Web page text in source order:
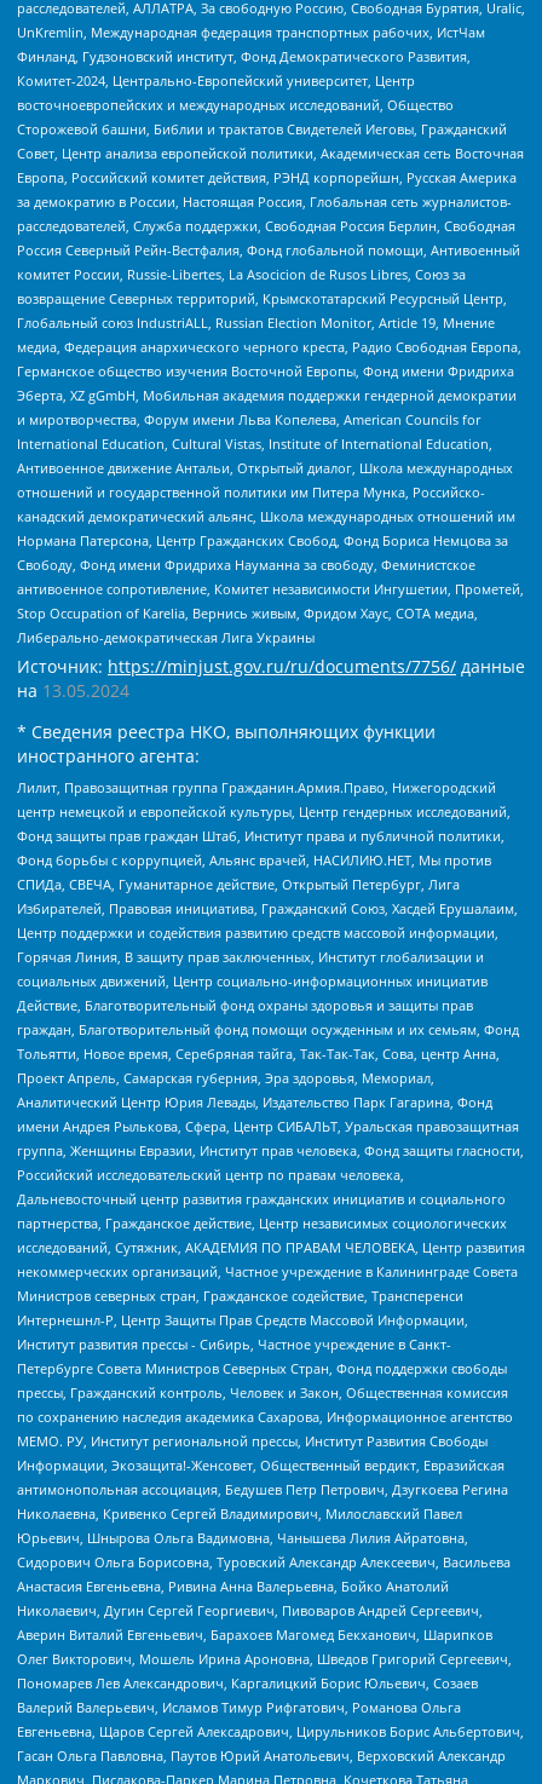
расследователей, АЛЛАТРА, За свободную Россию, Свободная Бурятия, Uralic,
UnKremlin, Международная федерация транспортных рабочих, ИстЧам
Финланд, Гудзоновский институт, Фонд Демократического Развития,
Комитет-2024, Центрально-Европейский университет, Центр
восточноевропейских и международных исследований, Общество
Сторожевой башни, Библии и трактатов Свидетелей Иеговы, Гражданский
Совет, Центр анализа европейской политики, Академическая сеть Восточная
Европа, Российский комитет действия, РЭНД корпорейшн, Русская Америка
за демократию в России, Настоящая Россия, Глобальная сеть журналистов-
расследователей, Служба поддержки, Свободная Россия Берлин, Свободная
Россия Северный Рейн-Вестфалия, Фонд глобальной помощи, Антивоенный
комитет России, Russie-Libertes, La Asocicion de Rusos Libres, Союз за
возвращение Северных территорий, Крымскотатарский Ресурсный Центр,
Глобальный союз IndustriALL, Russian Election Monitor, Article 19, Мнение
медиа, Федерация анархического черного креста, Радио Свободная Европа,
Германское общество изучения Восточной Европы, Фонд имени Фридриха
Эберта, XZ gGmbH, Мобильная академия поддержки гендерной демократии
и миротворчества, Форум имени Льва Копелева, American Councils for
International Education, Cultural Vistas, Institute of International Education,
Антивоенное движение Антальи, Открытый диалог, Школа международных
отношений и государственной политики им Питера Мунка, Российско-
канадский демократический альянс, Школа международных отношений им
Нормана Патерсона, Центр Гражданских Свобод, Фонд Бориса Немцова за
Свободу, Фонд имени Фридриха Науманна за свободу, Феминистское
антивоенное сопротивление, Комитет независимости Ингушетии, Прометей,
Stop Occupation of Karelia, Вернись живым, Фридом Хаус, СОТА медиа,
Либерально-демократическая Лига Украины
Источник: https://minjust.gov.ru/ru/documents/7756/ данные
на 13.05.2024
* Сведения реестра НКО, выполняющих функции
иностранного агента:
Лилит, Правозащитная группа Гражданин.Армия.Право, Нижегородский
центр немецкой и европейской культуры, Центр гендерных исследований,
Фонд защиты прав граждан Штаб, Институт права и публичной политики,
Фонд борьбы с коррупцией, Альянс врачей, НАСИЛИЮ.НЕТ, Мы против
СПИДа, СВЕЧА, Гуманитарное действие, Открытый Петербург, Лига
Избирателей, Правовая инициатива, Гражданский Союз, Хасдей Ерушалаим,
Центр поддержки и содействия развитию средств массовой информации,
Горячая Линия, В защиту прав заключенных, Институт глобализации и
социальных движений, Центр социально-информационных инициатив
Действие, Благотворительный фонд охраны здоровья и защиты прав
граждан, Благотворительный фонд помощи осужденным и их семьям, Фонд
Тольятти, Новое время, Серебряная тайга, Так-Так-Так, Сова, центр Анна,
Проект Апрель, Самарская губерния, Эра здоровья, Мемориал,
Аналитический Центр Юрия Левады, Издательство Парк Гагарина, Фонд
имени Андрея Рылькова, Сфера, Центр СИБАЛЬТ, Уральская правозащитная
группа, Женщины Евразии, Институт прав человека, Фонд защиты гласности,
Российский исследовательский центр по правам человека,
Дальневосточный центр развития гражданских инициатив и социального
партнерства, Гражданское действие, Центр независимых социологических
исследований, Сутяжник, АКАДЕМИЯ ПО ПРАВАМ ЧЕЛОВЕКА, Центр развития
некоммерческих организаций, Частное учреждение в Калининграде Совета
Министров северных стран, Гражданское содействие, Трансперенси
Интернешнл-Р, Центр Защиты Прав Средств Массовой Информации,
Институт развития прессы - Сибирь, Частное учреждение в Санкт-
Петербурге Совета Министров Северных Стран, Фонд поддержки свободы
прессы, Гражданский контроль, Человек и Закон, Общественная комиссия
по сохранению наследия академика Сахарова, Информационное агентство
МЕМО. РУ, Институт региональной прессы, Институт Развития Свободы
Информации, Экозащита!-Женсовет, Общественный вердикт, Евразийская
антимонопольная ассоциация, Бедушев Петр Петрович, Дзугкоева Регина
Николаевна, Кривенко Сергей Владимирович, Милославский Павел
Юрьевич, Шнырова Ольга Вадимовна, Чанышева Лилия Айратовна,
Сидорович Ольга Борисовна, Туровский Александр Алексеевич, Васильева
Анастасия Евгеньевна, Ривина Анна Валерьевна, Бойко Анатолий
Николаевич, Дугин Сергей Георгиевич, Пивоваров Андрей Сергеевич,
Аверин Виталий Евгеньевич, Барахоев Магомед Бекханович, Шарипков
Олег Викторович, Мошель Ирина Ароновна, Шведов Григорий Сергеевич,
Пономарев Лев Александрович, Каргалицкий Борис Юльевич, Созаев
Валерий Валерьевич, Исламов Тимур Рифгатович, Романова Ольга
Евгеньевна, Щаров Сергей Алексадрович, Цирульников Борис Альбертович,
Гасан Ольга Павловна, Паутов Юрий Анатольевич, Верховский Александр
Маркович, Пислакова-Паркер Марина Петровна, Кочеткова Татьяна